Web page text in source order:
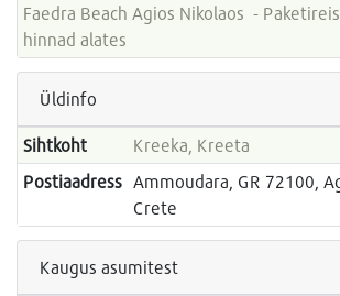
Faedra Beach Agios Nikolaos -
hinnad alates
Üldinfo
Sihtkoht
Kreeka, Kreeta
Postiaadress Ammoudara, GR 72100,
Crete
Kaugus asumitest